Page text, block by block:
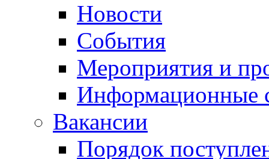
Новости
События
Мероприятия и
Информационные
Вакансии
Порядок